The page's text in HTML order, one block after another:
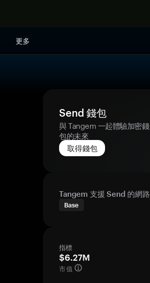
更多
Send 錢包
與 Tangem 一起體驗加密錢
包的未來
取得錢包
Tangem 支援 Send 的網路
Base
指標
$6.27M
市值